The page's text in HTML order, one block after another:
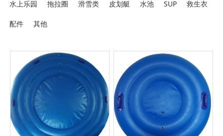
水上乐园 拖拉圈 滑雪类 皮划艇 水池 SUP 救生衣
配件 其他